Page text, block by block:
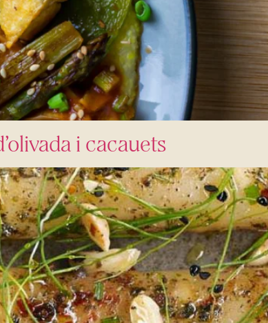
i cacauets